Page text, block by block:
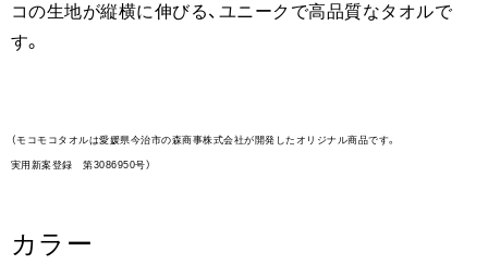
コの生地が縦横に伸びる、ユニークで高品質なタオルで
す。
（モコモコタオルは愛媛県今治市の森商事株式会社が開発したオリジナル商品です。
実用新案登録 第3086950号）
カラー